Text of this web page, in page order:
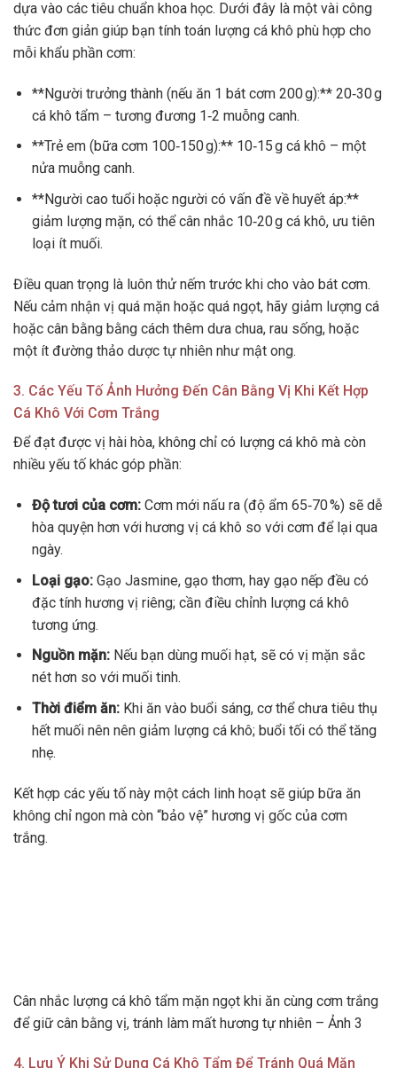
dựa vào các tiêu chuẩn khoa học. Dưới đây là một vài công
thức đơn giản giúp bạn tính toán lượng cá khô phù hợp cho
mỗi khẩu phần cơm:
**Người trưởng thành (nếu ăn 1 bát cơm 200 g):** 20‑30 g
cá khô tẩm – tương đương 1‑2 muỗng canh.
**Trẻ em (bữa cơm 100‑150 g):** 10‑15 g cá khô – một
nửa muỗng canh.
**Người cao tuổi hoặc người có vấn đề về huyết áp:**
giảm lượng mặn, có thể cân nhắc 10‑20 g cá khô, ưu tiên
loại ít muối.
Điều quan trọng là luôn thử nếm trước khi cho vào bát cơm.
Nếu cảm nhận vị quá mặn hoặc quá ngọt, hãy giảm lượng cá
hoặc cân bằng bằng cách thêm dưa chua, rau sống, hoặc
một ít đường thảo dược tự nhiên như mật ong.
3. Các Yếu Tố Ảnh Hưởng Đến Cân Bằng Vị Khi Kết Hợp
Cá Khô Với Cơm Trắng
Để đạt được vị hài hòa, không chỉ có lượng cá khô mà còn
nhiều yếu tố khác góp phần:
Độ tươi của cơm:Cơm mới nấu ra (độ ẩm 65‑70 %) sẽ dễ
hòa quyện hơn với hương vị cá khô so với cơm để lại qua
ngày.
Loại gạo:Gạo Jasmine, gạo thơm, hay gạo nếp đều có
đặc tính hương vị riêng; cần điều chỉnh lượng cá khô
tương ứng.
Nguồn mặn:Nếu bạn dùng muối hạt, sẽ có vị mặn sắc
nét hơn so với muối tinh.
Thời điểm ăn:Khi ăn vào buổi sáng, cơ thể chưa tiêu thụ
hết muối nên nên giảm lượng cá khô; buổi tối có thể tăng
nhẹ.
Kết hợp các yếu tố này một cách linh hoạt sẽ giúp bữa ăn
không chỉ ngon mà còn “bảo vệ” hương vị gốc của cơm
trắng.
Cân nhắc lượng cá khô tẩm mặn ngọt khi ăn cùng cơm trắng
để giữ cân bằng vị, tránh làm mất hương tự nhiên – Ảnh 3
4. Lưu Ý Khi Sử Dụng Cá Khô Tẩm Để Tránh Quá Mặn